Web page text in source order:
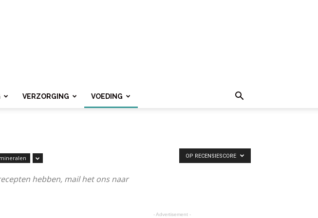
VERZORGING VOEDING
hebben, mail het ons naar
OP RECENSIESCORE
- Advertisement -